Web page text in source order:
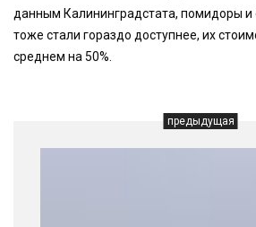
данным Калининградстата, помидоры и
тоже стали гораздо доступнее, их
среднем на 50%.
предыдущая